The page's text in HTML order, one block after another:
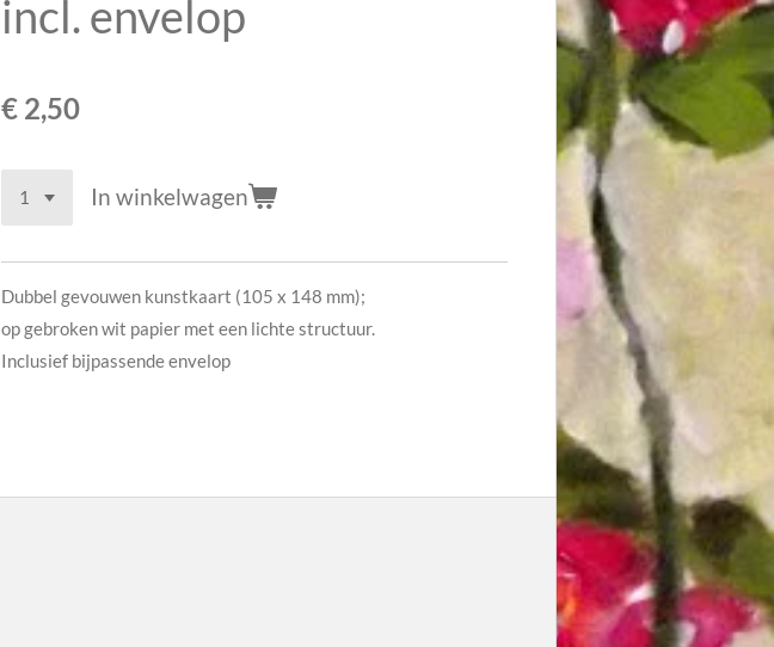
incl. envelop
€ 2,50
In winkelwagen
Dubbel gevouwen kunstkaart (105 x 148 mm);
op gebroken wit papier met een lichte structuur.
Inclusief bijpassende envelop